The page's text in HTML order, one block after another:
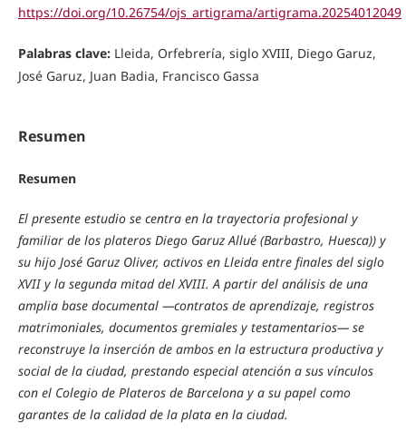
https://doi.org/10.26754/ojs_artigrama/artigrama.20254012049
Palabras clave: Lleida, Orfebrería, siglo XVIII, Diego Garuz,
José Garuz, Juan Badia, Francisco Gassa
Resumen
Resumen
El presente estudio se centra en la trayectoria profesional y
familiar de los plateros Diego Garuz Allué (Barbastro, Huesca)) y
su hijo José Garuz Oliver, activos en Lleida entre finales del siglo
XVII y la segunda mitad del XVIII. A partir del análisis de una
amplia base documental —contratos de aprendizaje, registros
matrimoniales, documentos gremiales y testamentarios— se
reconstruye la inserción de ambos en la estructura productiva y
social de la ciudad, prestando especial atención a sus vínculos
con el Colegio de Plateros de Barcelona y a su papel como
garantes de la calidad de la plata en la ciudad.